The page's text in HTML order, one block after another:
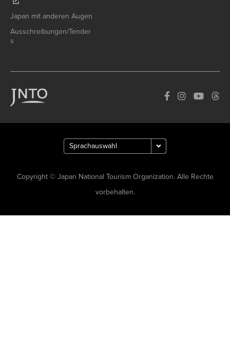
Japan mit anderen Augen
Ausschreibungen/Tender
s
Copyright © Japan National Tourism Organization. Alle Rechte
vorbehalten.